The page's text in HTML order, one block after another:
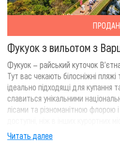
Фукуок з вильотом з
Фукуок — райський куточок
Тут вас чекають білосніжні
ідеально підходящі для купання
славиться унікальними
лісами та різноманітною флорою
порадує свіжими
Крім того, на Фукуоці багато
Читать далее